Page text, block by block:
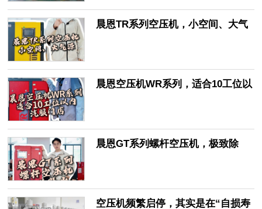
的用气安全有保障。及时了解客户的
需求给出选型方案，满意度特别高。
发、制造、销售与服务，晨恩拥有30
余项国家级专利，同时获得欧盟CE、
设备长期处于空载状态，造成持续的
适配性差的问题，其中功率错配是最
主要的诱因之一。新手选型最容易陷
期空载造成的电费浪费十分可观；二
是只看额定功率不看排气量，误以为
上，实际带机能力差距明显。选购螺
杆空压机的基础合规底线是产品性能
前空压机市场面临的深层次挑战。压
缩空气作为工业生产中不可或缺的动
度而忽视了实际使用场景下的性能需
晨恩TR系列空压机，小空间、大气
晨恩空压机WR系列，适合10工位以
晨恩GT系列螺杆空压机，极致除
空压机频繁启停，其实是在“自损寿